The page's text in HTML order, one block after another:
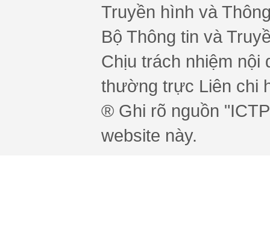
Truyền hình và
Bộ Thông tin và
Chịu trách nhiệm nội
thường trực Liên chi
® Ghi rõ nguồn
website này.